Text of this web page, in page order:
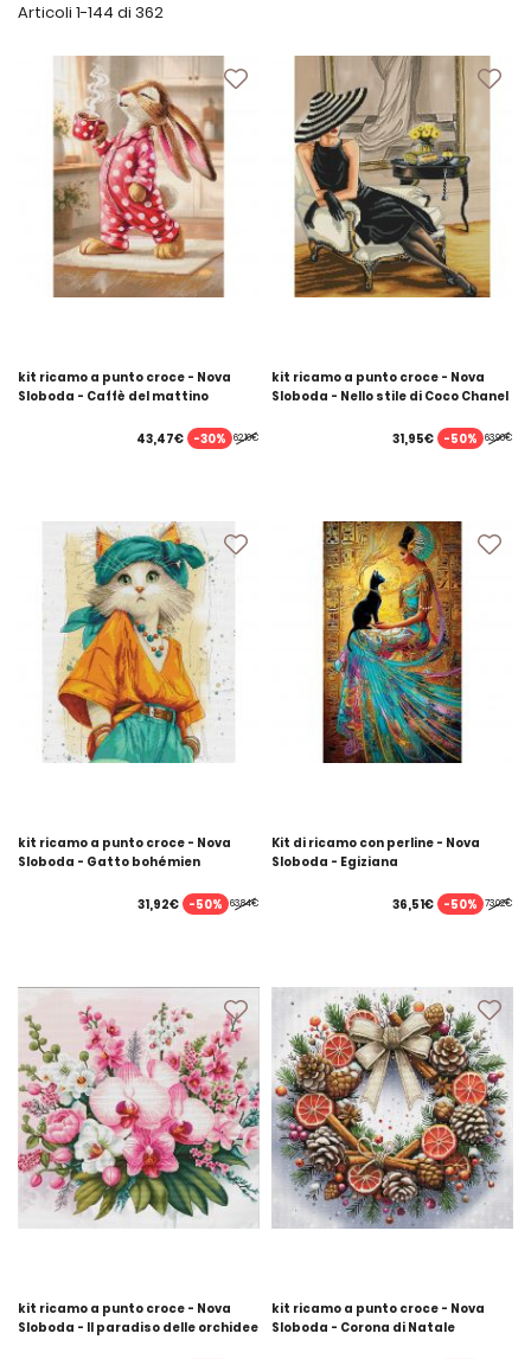
Articoli 1-144 di 362
kit ricamo a punto croce - Nova
Sloboda - Caffè del mattino
62,10€
43,47€ -30%
kit ricamo a punto croce - Nova
Sloboda - Nello stile di Coco Chanel
63,90€
31,95€ -50%
kit ricamo a punto croce - Nova
Sloboda - Gatto bohémien
63,84€
31,92€ -50%
Kit di ricamo con perline - Nova
Sloboda - Egiziana
73,02€
36,51€ -50%
kit ricamo a punto croce - Nova
Sloboda - Il paradiso delle orchidee
kit ricamo a punto croce - Nova
Sloboda - Corona di Natale